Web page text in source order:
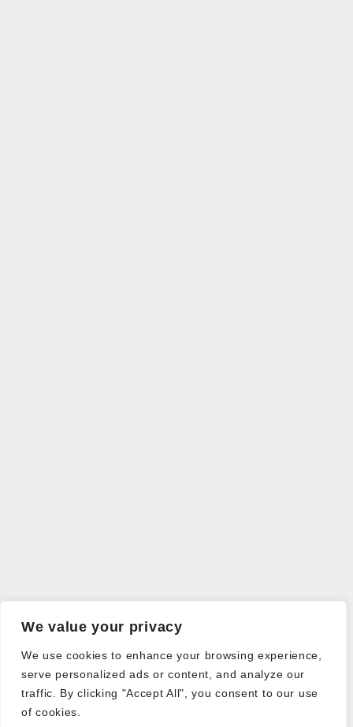
We value your privacy
We use cookies to enhance your browsing experience,
serve personalized ads or content, and analyze our
traffic. By clicking "Accept All", you consent to our use
of cookies.